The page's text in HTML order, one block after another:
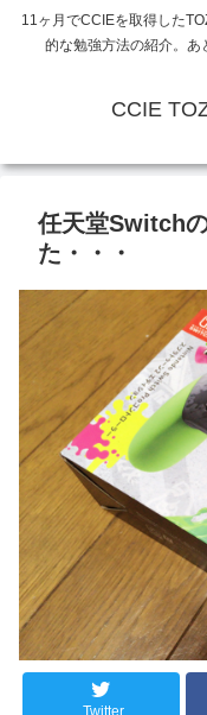
11ヶ月でCCIEを取得した
的な勉強方法の紹介。あ
CCIE
任天堂Switch
た・・・